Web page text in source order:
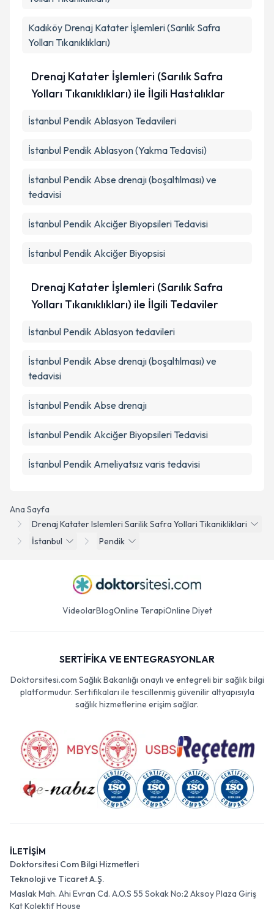
Ana Sayfa
Drenaj Katater Islemleri Sarilik Safra Yollari Tikanikliklari
İstanbul
Pendik
Kadıköy Drenaj Katater İşlemleri (Sarılık Safra
Yolları Tıkanıklıkları)
Drenaj Katater İşlemleri (Sarılık Safra
Yolları Tıkanıklıkları) ile İlgili Hastalıklar
İstanbul Pendik Ablasyon Tedavileri
İstanbul Pendik Ablasyon (Yakma Tedavisi)
İstanbul Pendik Abse drenajı (boşaltılması) ve
tedavisi
İstanbul Pendik Akciğer Biyopsileri Tedavisi
İstanbul Pendik Akciğer Biyopsisi
Drenaj Katater İşlemleri (Sarılık Safra
Yolları Tıkanıklıkları) ile İlgili Tedaviler
İstanbul Pendik Ablasyon tedavileri
İstanbul Pendik Abse drenajı (boşaltılması) ve
tedavisi
İstanbul Pendik Abse drenajı
İstanbul Pendik Akciğer Biyopsileri Tedavisi
İstanbul Pendik Ameliyatsız varis tedavisi
VideolarBlogOnline TerapiOnline Diyet
SERTİFİKA VE ENTEGRASYONLAR
Doktorsitesi.com Sağlık Bakanlığı onaylı ve entegreli bir sağlık bilgi
platformudur. Sertifikaları ile tescillenmiş güvenilir altyapısıyla
sağlık hizmetlerine erişim sağlar.
İLETİŞİM
Doktorsitesi Com Bilgi Hizmetleri
Teknoloji ve Ticaret A.Ş.
Maslak Mah. Ahi Evran Cd. A.O.S 55 Sokak No:2 Aksoy Plaza Giriş
Kat Kolektif House